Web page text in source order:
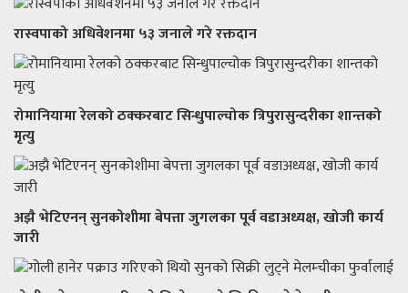
रास्वपाको अधिवेशनमा ५३ जनाले गरे रक्तदान
रोमानियामा रेलको ठक्करबाट सिन्धुपाल्चोक त्रिपुरासुन्दरीका शान्तको
मृत्यु
अझै भेटिएनन् सुनकोशीमा बेपत्ता जुगलका पूर्व वडाअध्यक्ष, खोजी कार्य
जारी